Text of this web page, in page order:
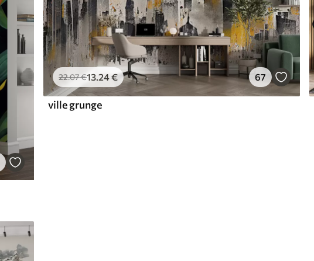
22.07€13.24€ 67
ville grunge